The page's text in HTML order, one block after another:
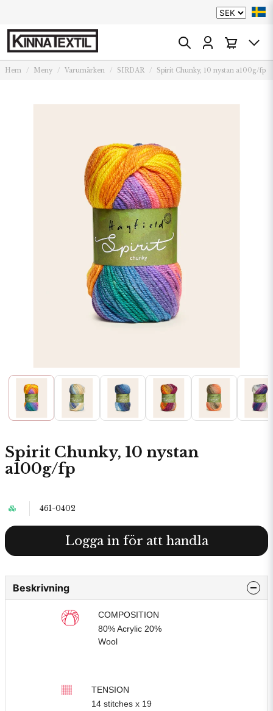
Hem Meny Varumärken SIRDAR Spirit Chunky, 10 nystan a100g/fp
Spirit Chunky, 10 nystan
a100g/fp
461-0402
Logga in för att handla
Beskrivning
COMPOSITION
80% Acrylic 20%
Wool
TENSION
14 stitches x 19